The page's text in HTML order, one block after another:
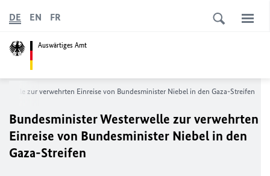
Auswärtiges Amt
DE EN FR
zur verwehrten Einreise von Bundesminister Niebel in den Gaza-Streifen
Bundesminister Westerwelle zur verwehrten
Einreise von Bundesminister Niebel in den
Gaza-Streifen